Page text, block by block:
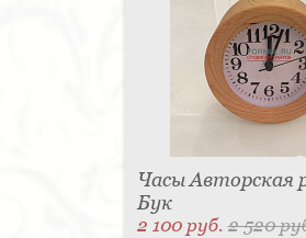
Часы Авторская
Бук
2 100 руб.2 520